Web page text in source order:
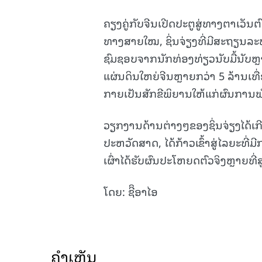
ຄຽງຄູ່ກັບຈີນເປີດປະຕູສູ່ທາງຕາເວັນ
ທາງສາຍໃໝ, ຊິ່ນຈ່ຽງທີ່ມີສະຖຽນລ
ຊົມຊອບຈາກນັກທ່ອງທ່ຽວນັບມື້ນັບຫຼ
ແຜ່ນດິນໃຫຍ່ຈີນຫຼາຍກວ່າ 5 ລ້ານເທື່
ກາຍເປັນສັກຂີພິຍານໃຫ້ແກ່ຜົນການ
ວຽກງານດ້ານຕ່າງໆຂອງຊິ່ນຈ່ຽງໄດ້
ປະຫວັດສາດ, ໄດ້ກ້າວເຂົ້າສູ່ໄລຍະ
ເຜົ່າໄດ້ຮັບຜົນປະໂຫຍດຕົວຈິງຫຼາຍທີ່
ໂດຍ: ຊີິອາໄອ
ຄໍາເຫັນ